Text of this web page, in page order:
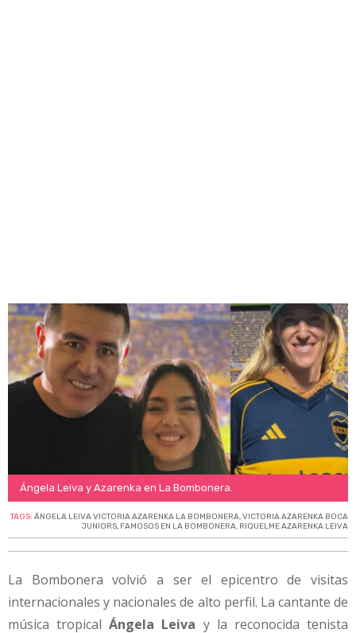
Ángela Leiva y Azarenka en La Bombonera.
TAGS: ÁNGELA LEIVA VICTORIA AZARENKA LA BOMBONERA,VICTORIA AZARENKA BOCA
JUNIORS, FAMOSOS EN LA BOMBONERA, RIQUELME AZARENKA LEIVA
La Bombonera volvió a ser el epicentro de visitas
internacionales y nacionales de alto perfil. La cantante de
música tropicalÁngela Leiva y la reconocida tenista